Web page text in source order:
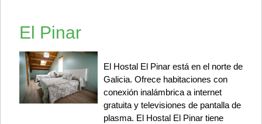
El Pinar
El Hostal El Pinar está en el norte de
Galicia. Ofrece habitaciones con
conexión inalámbrica a internet
gratuita y televisiones de pantalla de
plasma. El Hostal El Pinar tiene